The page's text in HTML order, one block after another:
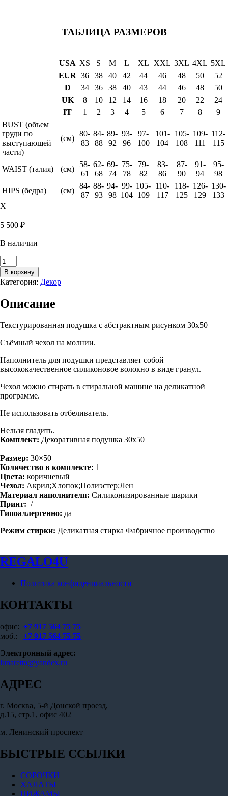
ТАБЛИЦА РАЗМЕРОВ
USA XS S M L XL XXL 3XL 4XL 5XL
EUR 36 38 40 42 44 46 48 50
52
D
34 36 38 40 43 44 46 48
50
UK
8 10 12 14 16 18 20 22
24
IT
1 2 3 4 5 6 7 8
9
BUST (объем
груди по
выступающей
части)
(см)
80-
83
84-
88
89-
92
93-
96
97-
100
101-
104
105-
108
109-
111
112-
115
WAIST (талия) (см)
58-
61
62-
68
69-
74
75-
78
79-
82
83-
86
87-
90
91-
94
95-
98
HIPS (бедра)
(см)
84-
87
88-
93
94-
98
99-
104
105-
109
110-
117
118-
125
126-
129
130-
133
X
5 500 ₽
В наличии
Количество
товара
Подушка
декоративная
Tweed
В корзину
Категория: Декор
Описание
Текстурированная подушка с абстрактным рисунком 30х50
Съёмный чехол на молнии.
Наполнитель для подушки представляет собой
высококачественное силиконовое волокно в виде гранул.
Чехол можно стирать в стиральной машине на деликатной
программе.
Не использовать отбеливатель.
Нельзя гладить.
Комплект: Декоративная подушка 30х50
Размер: 30×50
Количество в комплекте: 1
Цвета: коричневый
Чехол: Акрил;Хлопок;Полиэстер;Лен
Материал наполнителя: Силиконизированные шарики
Принт: /
Гипоаллергенно: да
Режим стирки: Деликатная стирка Фабричное производство
REGALO4U
Политика конфиденциальности
КОНТАКТЫ
офис: +7 917 564 75 75
моб.: +7 917 564 75 75
Электронный адрес:
lunaretta@yandex.ru
АДРЕС
г. Москва, 5-й Донской проезд,
д.15, стр.1, офис 402
м. Ленинский проспект
БЫСТРЫЕ ССЫЛКИ
СОРОЧКИ
ХАЛАТЫ
ПИЖАМЫ